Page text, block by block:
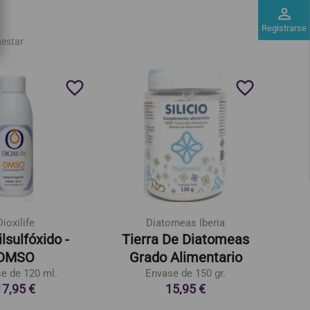
perm_identity
Registrarse
-
de 120 ml.
€
favorite_border
Diatomeas Iberia
Tierra De Diatomeas
Grado Alimentario
Envase de 150 gr.
15,95 €
favorite_border